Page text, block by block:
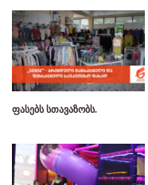
ფასებს სთავაზობს.